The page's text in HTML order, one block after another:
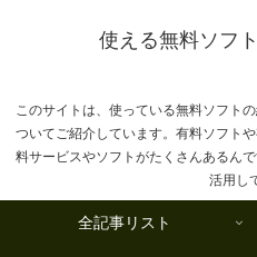
使える無料ソフ
このサイトは、使っている無料ソフト
ついてご紹介しています。有料ソフト
料サービスやソフトがたくさんあるん
活用し
全記事リスト